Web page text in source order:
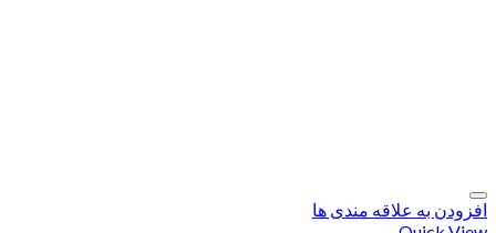
افزودن به علاقه مندی ها